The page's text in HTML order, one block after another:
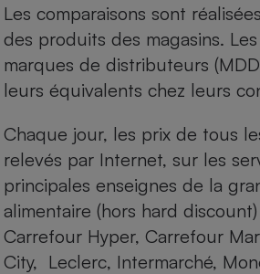
Les comparaisons sont
des produits des magasins.
marques de distributeurs
leurs équivalents chez leurs
Chaque jour, les prix de tous
relevés par Internet, sur les
principales enseignes de la
alimentaire (hors hard
Carrefour Hyper, Carrefour
City, Leclerc, Intermarché,